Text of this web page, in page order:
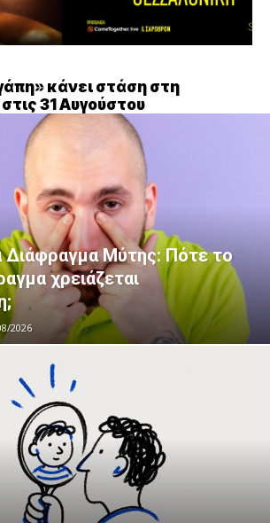
κάνει στάση στη
31 Αυγούστου
Διάφραγμα Μύτης: Πότε το
χρειάζεται
2026